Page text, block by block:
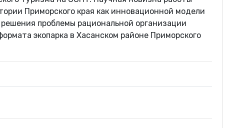
Приморского края как инновационной модели
проблемы рациональной организации
экопарка в Хасанском районе Приморского